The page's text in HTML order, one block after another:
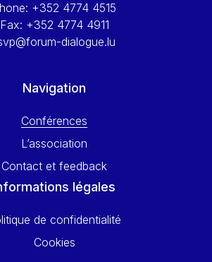
+352 4774 4515
Fax: +352 4774 4911
dialogue.lu
Navigation
Conférences
L’association
Contact et feedback
légales
de confidentialité
Cookies